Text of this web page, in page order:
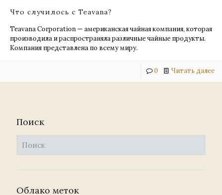
Что случилось с Teavana?
Teavana Corporation — американская чайная компания, которая
производила и распространяла различные чайные продукты.
Компания представлена по всему миру.
0 Читать далее
Поиск
Облако меток